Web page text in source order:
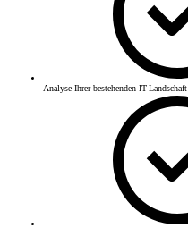
Analyse Ihrer bestehenden IT-Landschaft